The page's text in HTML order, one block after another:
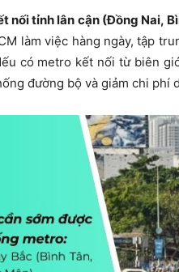
nối tỉnh lân cận (Đồng Nai,
làm việc hàng ngày, tập
có metro kết nối từ biên
đường bộ và giảm chi phí